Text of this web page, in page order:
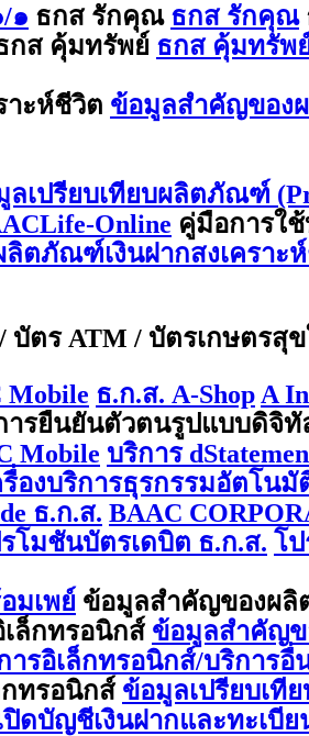
๑ ธกส รักคุณ ธกส รักคุณ
กส คุ้มทรัพย์ ธกส คุ้มทรัพ
าะห์ชีวิต ข้อมูลสำคัญของผ
ลเปรียบเทียบผลิตภัณฑ์
Online คู่มือการใ
ตภัณฑ์เงินฝากสงเคราะ
บัตร ATM / บัตรเกษตรสุข
Mobile ธ.ก.ส. A-Shop A
ารยืนยันตัวตนรูปแบบดิจิทั
Mobile บริการ
รื่องบริการธุรกรรมอัตโนมั
ธ.ก.ส. BAAC
โมชันบัตรเดบิต ธ.ก.ส. โ
มเพย์ ข้อมูลสำคัญของผ
เล็กทรอนิกส์ ข้อมูลสำคัญข
ารอิเล็กทรอนิกส์/บริการอื่
กทรอนิกส์ ข้อมูลเปรียบเที
ปิดบัญชีเงินฝากและทะเบี